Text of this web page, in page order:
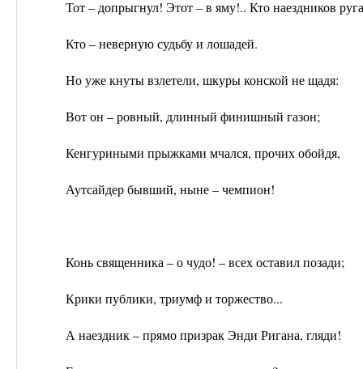
Тот – допрыгнул! Этот – в яму!.. Кто наездников
Кто – неверную судьбу и лошадей.
Но уже кнуты взлетели, шкуры конской не щадя:
Вот он – ровный, длинный финишный газон;
Кенгуриными прыжками мчался, прочих обойдя,
Аутсайдер бывший, ныне – чемпион!
Конь священника – о чудо! – всех оставил позади;
Крики публики, триумф и торжество...
А наездник – прямо призрак Энди Ригана, гляди!